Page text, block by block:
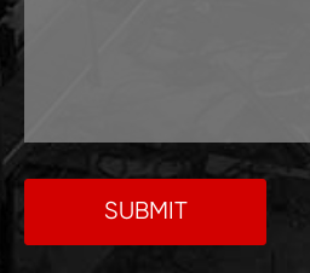
SUBMIT